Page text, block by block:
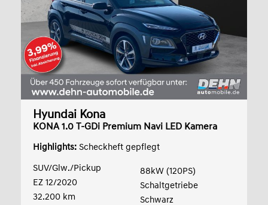
Hyundai Kona
KONA 1.0 T-GDi Premium Navi LED Kamera
Highlights: Scheckheft gepflegt
SUV/Glw./Pickup
EZ 12/2020
32.200 km
88kW (120PS)
Schaltgetriebe
Schwarz